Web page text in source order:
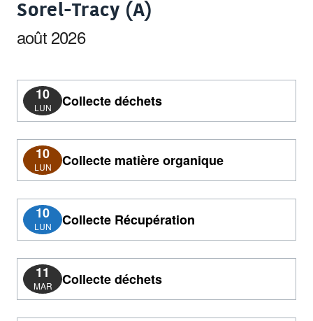
Sorel-Tracy (A)
août 2026
10
LUN Collecte déchets
10
LUN Collecte matière organique
10
LUN Collecte Récupération
11
MAR Collecte déchets